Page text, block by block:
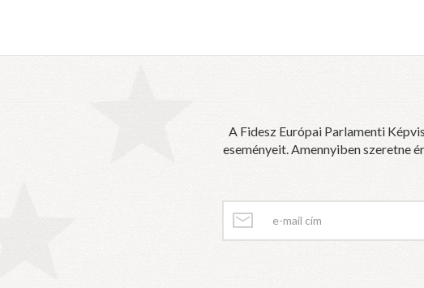
A Fidesz Európai Parlamenti
eseményeit. Amennyiben